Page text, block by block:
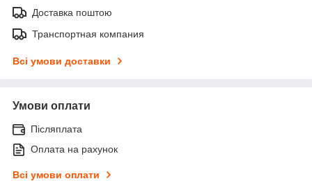
Доставка поштою
Транспортная компания
Всі умови доставки
Умови оплати
Післяплата
Оплата на рахунок
Всі умови оплати